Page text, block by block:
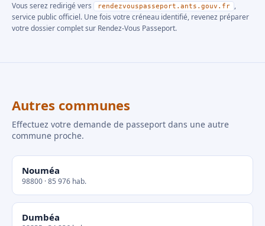
Vous serez redirigé vers rendezvouspasseport.ants.gouv.fr
,
service public officiel. Une fois votre créneau identifié, revenez préparer
votre dossier complet sur Rendez-Vous Passeport.
Autres communes
Effectuez votre demande de passeport dans une autre
commune proche.
Nouméa
98800 · 85 976 hab.
Dumbéa